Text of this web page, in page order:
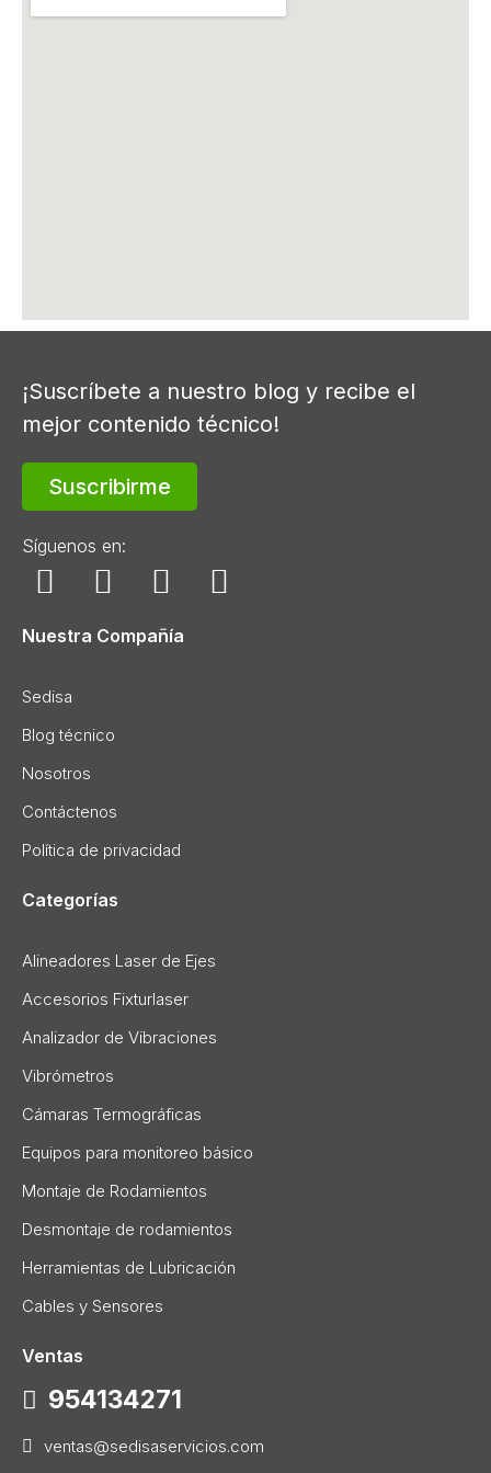
¡Suscríbete a nuestro blog y recibe el
mejor contenido técnico!
Suscribirme
Síguenos en:
Nuestra Compañía
Sedisa
Blog técnico
Nosotros
Contáctenos
Política de privacidad
Categorías
Alineadores Laser de Ejes
Accesorios Fixturlaser
Analizador de Vibraciones
Vibrómetros
Cámaras Termográficas
Equipos para monitoreo básico
Montaje de Rodamientos
Desmontaje de rodamientos
Herramientas de Lubricación
Cables y Sensores
Ventas
954134271
ventas@sedisaservicios.com